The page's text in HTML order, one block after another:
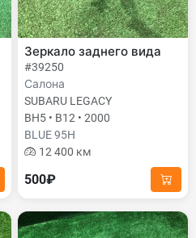
Зеркало заднего вида
#39250
Салона
SUBARU LEGACY
BH5 • B12 • 2000
BLUE 95H
12 400 км
500₽